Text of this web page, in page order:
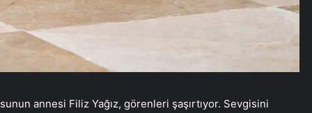
annesi Filiz Yağız, görenleri şaşırtıyor. Sevgisini